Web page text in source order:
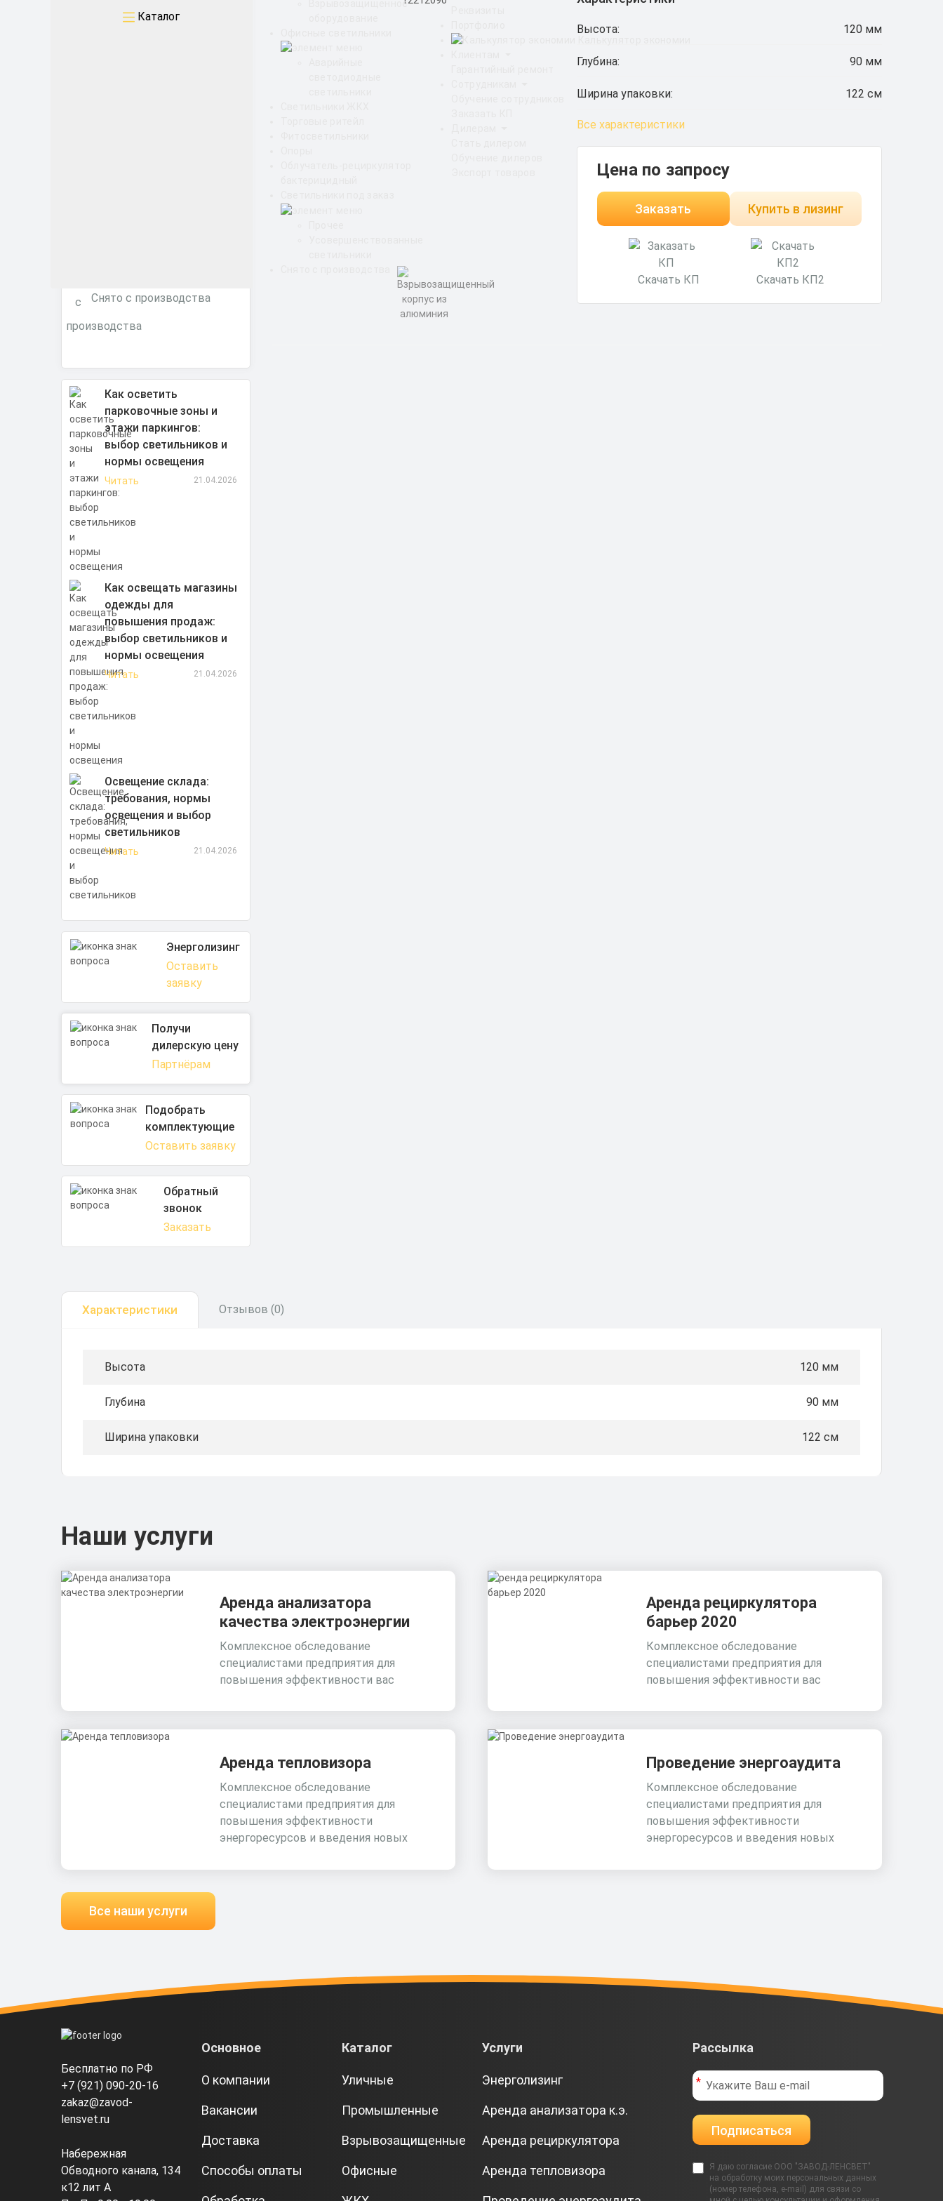
Каталог
Взрывозащищенное
Снято с производства
Как осветить
парковочные зоны и
этажи паркингов:
выбор светильников и
нормы освещения
Читать 21.04.2026
Как освещать магазины
одежды для
повышения продаж:
выбор светильников и
нормы освещения
Читать 21.04.2026
Освещение склада:
требования, нормы
освещения и выбор
светильников
Читать 21.04.2026
Энерголизинг
Оставить
заявку
Получи
дилерскую цену
Партнёрам
Подобрать
комплектующие
Оставить заявку
Обратный
звонок
Заказать
Высота: 120 мм
Глубина: 90 мм
Ширина упаковки: 122 см
Все характеристики
Цена по запросу
Заказать Купить в лизинг
Скачать КП Скачать КП2
Характеристики Отзывов (0)
Высота 120 мм
Глубина 90 мм
Ширина упаковки 122 см
Наши услуги
Аренда анализатора
качества электроэнергии
Комплексное обследование
специалистами предприятия для
повышения эффективности вас
Аренда рециркулятора
барьер 2020
Комплексное обследование
специалистами предприятия для
повышения эффективности вас
Аренда тепловизора
Комплексное обследование
специалистами предприятия для
повышения эффективности
энергоресурсов и введения новых
Проведение энергоаудита
Комплексное обследование
специалистами предприятия для
повышения эффективности
энергоресурсов и введения новых
Все наши услуги
Бесплатно по РФ
+7 (921) 090-20-16
zakaz@zavod-
lensvet.ru
Набережная
Обводного канала, 134
к12 лит А
Основное
О компании
Вакансии
Доставка
Способы оплаты
Каталог
Уличные
Промышленные
Взрывозащищенные
Офисные
Услуги
Энерголизинг
Аренда анализатора к.э.
Аренда рециркулятора
Аренда тепловизора
Рассылка
Подписаться
Я даю согласие ООО "ЗАВОД-ЛЕНСВЕТ"
на обработку моих персональных данных
(номер телефона, e-mail) для связи со